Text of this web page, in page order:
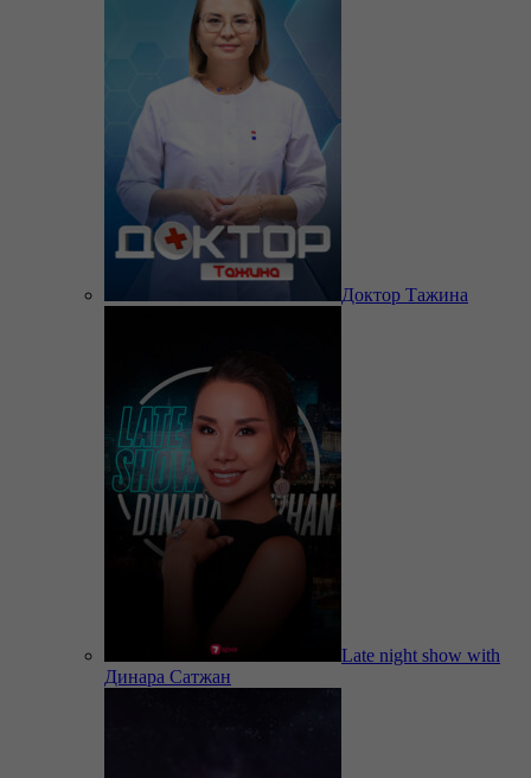
Доктор Тажина
Late night show with
Динара Сатжан